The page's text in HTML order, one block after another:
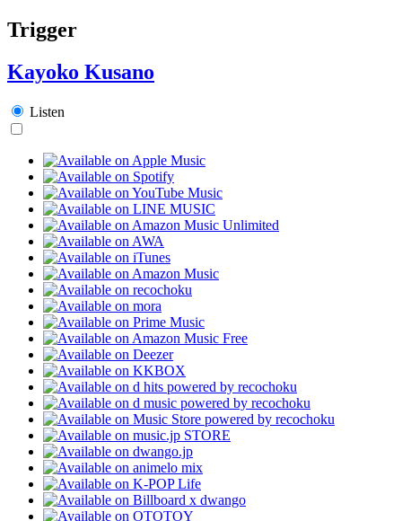
Trigger
Kayoko Kusano
Listen